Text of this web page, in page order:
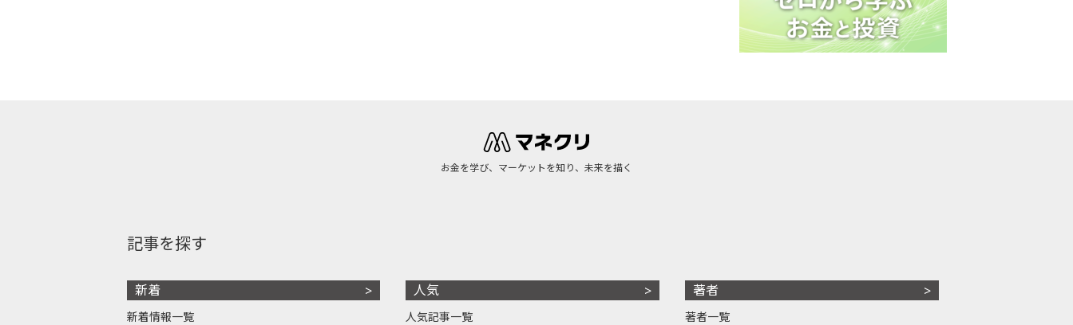
お金を学び、マーケットを知り、未来を描く
記事を探す
新着
新着情報一覧
人気
人気記事一覧
著者
著者一覧